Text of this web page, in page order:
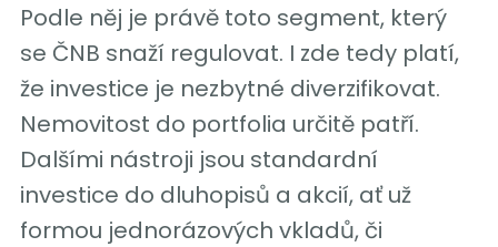
Podle něj je právě toto segment, který
se ČNB snaží regulovat. I zde tedy platí,
že investice je nezbytné diverzifikovat.
Nemovitost do portfolia určitě patří.
Dalšími nástroji jsou standardní
investice do dluhopisů a akcií, ať už
formou jednorázových vkladů, či